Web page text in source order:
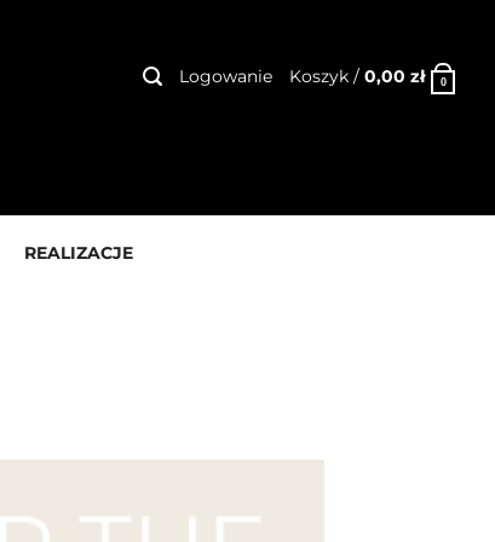
Logowanie Koszyk / 0,00 zł 0
REALIZACJE